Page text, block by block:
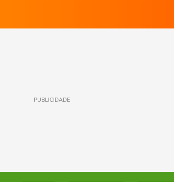
PUBLICIDADE